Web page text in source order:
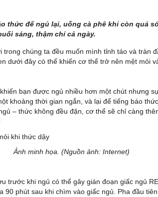
thức để ngủ lại, uống cà phê khi còn quá
sáng, thậm chí cả ngày.
chúng ta đều muốn mình tỉnh táo và tràn
dưới đây có thể khiến cơ thể trở nên mệt mỏi
bạn được ngủ nhiều hơn một chút nhưng
khoảng thời gian ngắn, và lại để tiếng báo
– thức không đều đặn, cơ thể sẽ chỉ càng
Ảnh minh họa. (Nguồn ảnh: Internet)
trước khi ngủ có thể gây gián đoạn giấc ngủ
90 phút sau khi chìm vào giấc ngủ. Pha đầu